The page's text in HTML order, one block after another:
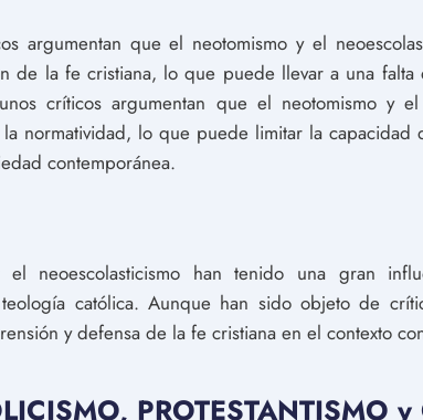
argumentan que el neotomismo y el
de la fe cristiana, lo que puede llevar a una
críticos argumentan que el neotomismo y
normatividad, lo que puede limitar la
contemporánea.
neoescolasticismo han tenido una gran
católica. Aunque han sido objeto de
y defensa de la fe cristiana en el contexto
PROTESTANTISMO